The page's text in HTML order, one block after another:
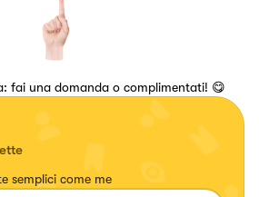
fai una domanda o complimentati! 😋
semplici come me